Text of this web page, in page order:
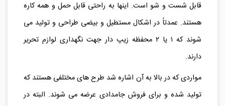
پارچه تهیه شده و برای دوام بیشتر آستر دوزی نیز می شوند و
قابل شست و شو است. اینها به راحتی قابل حمل و همه کاره
هستند. عمدتاً در اشکال مستطیل و بیضی طراحی و تولید می
دارند.
مواردی که در بالا به آن اشاره شد طرح های مختلفی هستند که